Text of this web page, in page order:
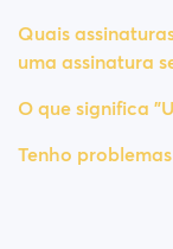
Quais
uma assinatura
O que significa
Tenho